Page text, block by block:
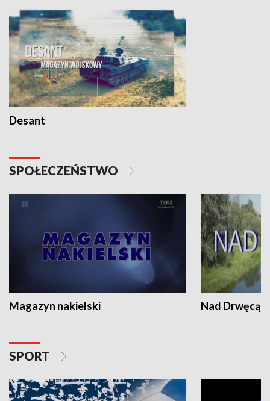
Desant
SPOŁECZEŃSTWO
Magazyn nakielski Nad Drwęcą
SPORT